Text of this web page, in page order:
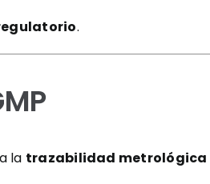
.
la trazabilidad metrológica